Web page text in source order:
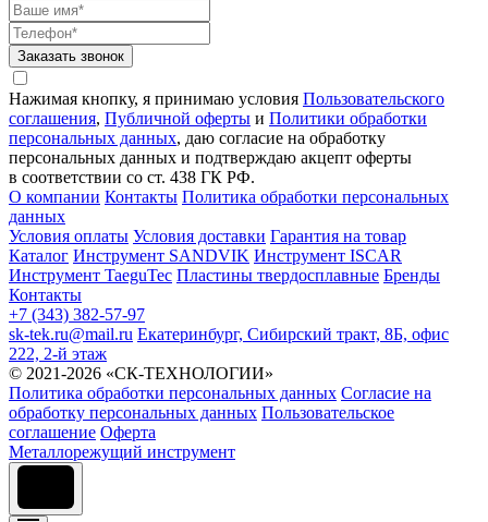
Заказать звонок
Нажимая кнопку, я принимаю условия Пользовательского
соглашения, Публичной оферты и Политики обработки
персональных данных, даю согласие на обработку
персональных данных и подтверждаю акцепт оферты
в соответствии со ст. 438 ГК РФ.
О компании Контакты Политика обработки персональных
данных
Условия оплаты Условия доставки Гарантия на товар
Каталог Инструмент SANDVIK Инструмент ISCAR
Инструмент TaeguTec Пластины твердосплавные Бренды
Контакты
+7 (343) 382-57-97
sk-tek.ru@mail.ru Екатеринбург, Сибирский тракт, 8Б, офис
222, 2-й этаж
© 2021-2026 «СК-ТЕХНОЛОГИИ»
Политика обработки персональных данных Согласие на
обработку персональных данных Пользовательское
соглашение Оферта
Металлорежущий инструмент